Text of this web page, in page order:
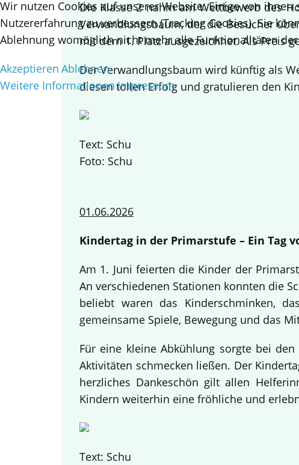
Die Klasse 2 nahm am Wettbewerb des
Verwandlungsbaum, der die Besucher
mit dem 1. Platz ausgezeichnet. Als Preis
Der Verwandlungsbaum wird künftig als
diesen tollen Erfolg und gratulieren den
Text: Schu
Foto: Schu
01.06.2026
Kindertag in der Primarstufe – Ein Tag
Am 1. Juni feierten die Kinder der
An verschiedenen Stationen konnten die
beliebt waren das Kinderschminken,
gemeinsame Spiele, Bewegung und das
Für eine kleine Abkühlung sorgte bei
Aktivitäten schmecken ließen. Der
herzliches Dankeschön gilt allen
Kindern weiterhin eine fröhliche und
Text: Schu
Wir nutzen Cookies auf unserer Website. Einige von
Nutzererfahrung zu verbessern (Tracking Cookies). Sie
Ablehnung womöglich nicht mehr alle Funktionalitäten
Akzeptieren Ablehnen
Weitere Informationen Impressum